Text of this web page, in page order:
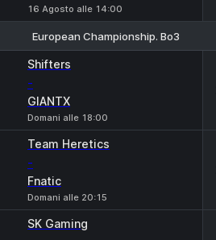
16 Agosto alle 14:00
European Championship. Bo3
Shifters
-
GIANTX
Domani alle 18:00
Team Heretics
-
Fnatic
Domani alle 20:15
SK Gaming